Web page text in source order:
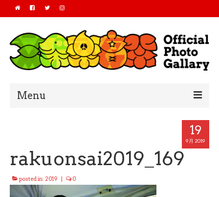
Menu
2018
2017
19
9月 2019
rakuonsai2019_169
posted in: 2019 0